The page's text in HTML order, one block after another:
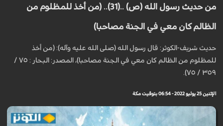
من حديث رسول الله (ص) ..(31).. (من أخذ للمظلوم من
الظالم كان معي في الجنة مصاحبا)
حديث شريف-الكوثر: قال رسول الله (صلى الله عليه وآله): (من أخذ
للمظلوم من الظالم كان معي في الجنة مصاحبا)، المصدر: البحار : ٧٥ /
٣٥٩ / ٧٥).
الإثنين 25 يوليو 2022 - 06:54 بتوقيت مكة